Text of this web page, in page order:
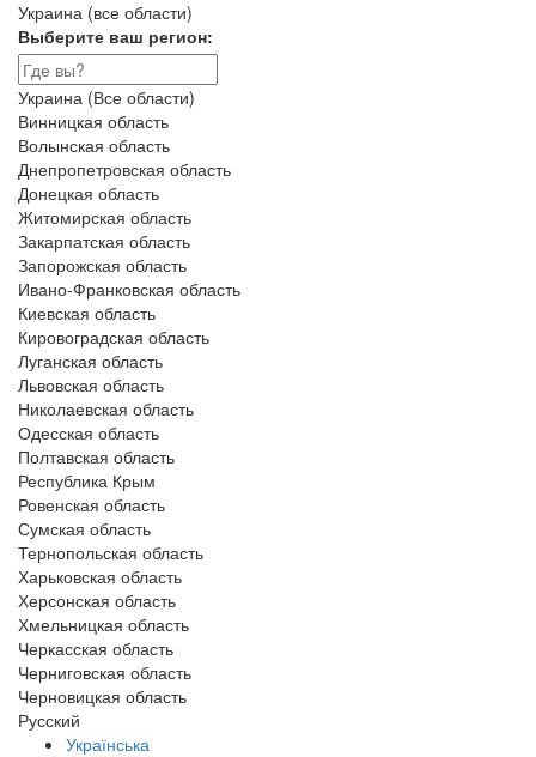
Украина (все области)
Выберите ваш регион:
Украина (Все области)
Винницкая область
Волынская область
Днепропетровская область
Донецкая область
Житомирская область
Закарпатская область
Запорожская область
Ивано-Франковская область
Киевская область
Кировоградская область
Луганская область
Львовская область
Николаевская область
Одесская область
Полтавская область
Республика Крым
Ровенская область
Сумская область
Тернопольская область
Харьковская область
Херсонская область
Хмельницкая область
Черкасская область
Черниговская область
Черновицкая область
Русский
Українська